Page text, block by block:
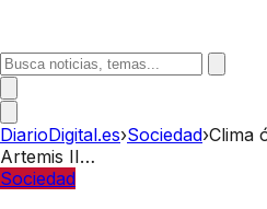
DiarioDigital.es›Sociedad›Clima
Artemis II…
Sociedad